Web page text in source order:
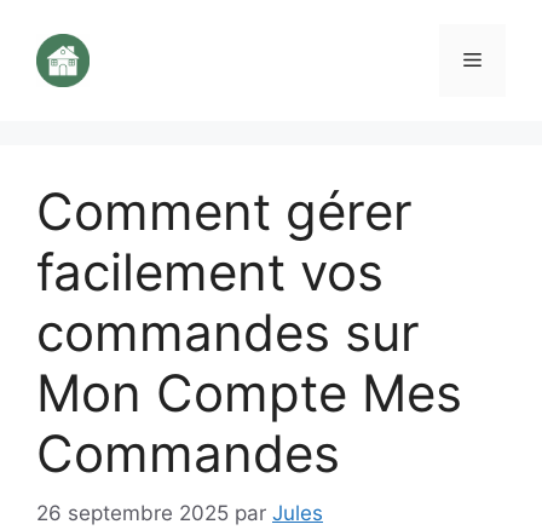
contenu
Menu
Comment gérer
facilement vos
commandes sur
Mon Compte Mes
Commandes
26 septembre 2025 par Jules